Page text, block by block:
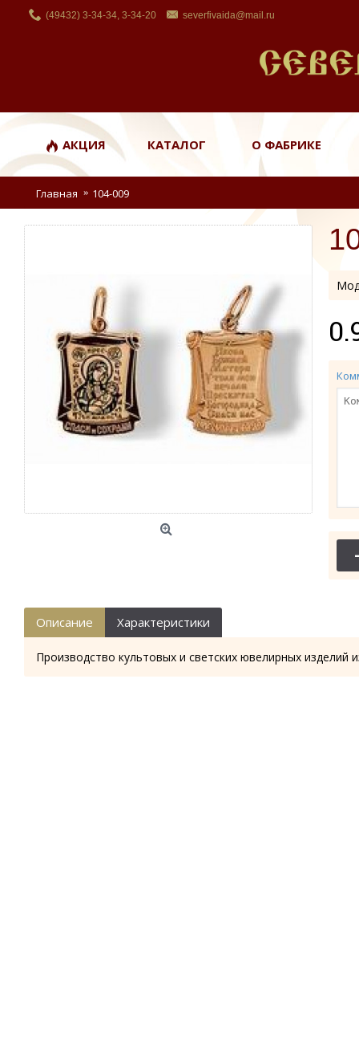
(49432) 3-34-34, 3-34-20 severfivaida@mail.ru
АКЦИЯ КАТАЛОГ О ФАБРИКЕ
Главная 104-009
-
Описание Характеристики
Производство культовых и светских ювелирных изделий